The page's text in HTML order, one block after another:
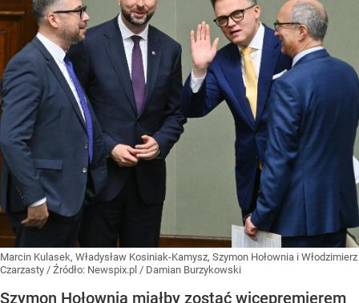
Marcin Kulasek, Władysław Kosiniak-Kamysz, Szymon Hołownia i Włodzimierz
Czarzasty / Źródło: Newspix.pl / Damian Burzykowski
Szymon Hołownia miałby zostać wicepremierem